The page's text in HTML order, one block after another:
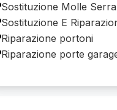
Sostituzione Molle
Sostituzione E
Riparazione portoni
Riparazione porte